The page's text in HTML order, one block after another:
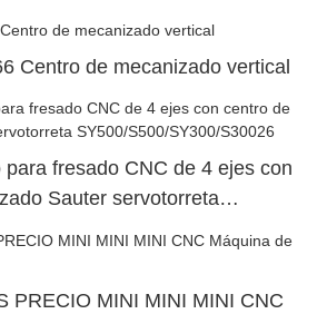
Centro de mecanizado vertical
fresado CNC de 4 ejes con
Sauter servotorreta
S30026
PRECIO MINI MINI MINI CNC